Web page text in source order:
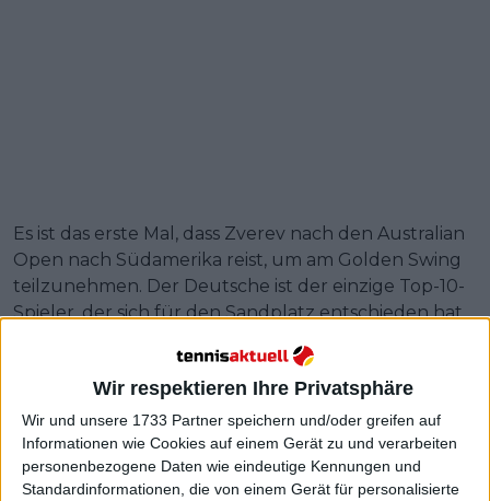
Wir respektieren Ihre Privatsphäre
Wir und unsere 1733 Partner speichern und/oder greifen auf
Informationen wie Cookies auf einem Gerät zu und verarbeiten
personenbezogene Daten wie eindeutige Kennungen und
Standardinformationen, die von einem Gerät für personalisierte
Es ist das erste Mal, dass Zverev nach den Australian
Open nach Südamerika reist, um am Golden Swing
teilzunehmen. Der Deutsche ist der einzige Top-10-
Spieler, der sich für den Sandplatz entschieden hat,
und die Bälle scheinen ein weiteres Problem für
Sascha zu sein.
Weiterlesen
"Es ist das nächste Level": Ben